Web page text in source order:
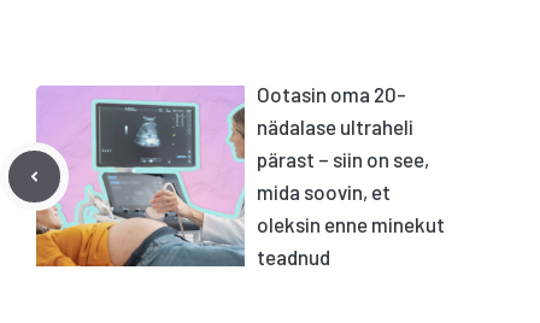
Ootasin oma 20-
nädalase ultraheli
pärast – siin on see,
mida soovin, et
oleksin enne minekut
teadnud